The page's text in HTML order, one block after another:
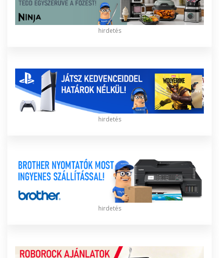
hirdetés
hirdetés
hirdetés